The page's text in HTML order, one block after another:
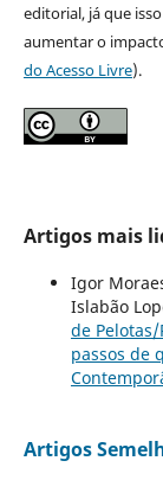
editorial, já que
aumentar o
do Acesso Livre).
Artigos mais
Igor
Islabão
de
passos de
Artigos